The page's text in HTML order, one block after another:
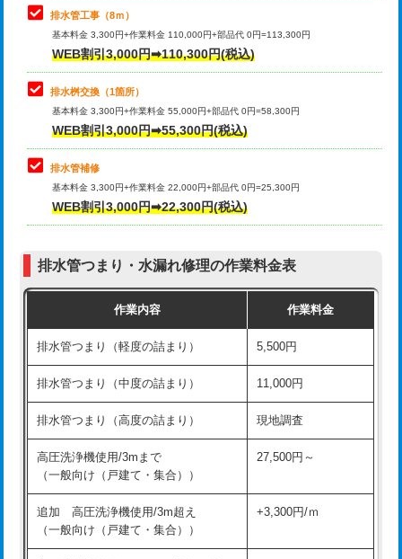
マス交換（深さ50㎝未満）
マス交換（深さ50㎝以上）
コンクリート斫り（厚さ10㎝まで）
コンクリート斫り（厚さ10㎝超え）
モルタル補修（厚さ10㎝まで）
モルタル補修（厚さ10㎝超え）
追加人工 16,500円
現場見積
※給水管工事は20mmまでの価格です。
その他部品の脱着
交換・取付（タンク）
交換・取付(単水栓（壁付・デッキ
式）)
交換・取付(混合水栓（壁付・デッキ
式・ワンホール）)
16,500円+材料費
交換・取付(排水栓・排水トラップ
交換・取付（その他部品） 11,000円+材料費
持込商品取付（単水栓） 13,200円
持込商品取付（混合水栓） 16,500円
持込商品取付（浄水器・分岐水栓） 16,500円
給水管工事※（ホール加工) 16,500円
給水管工事※（バンド止め) 3,300円
給水管工事※（支持金具設置)
給水管工事※（保温材使用（バンド止
め込み）)
5,500円
排水管工事（8ｍ）
基本料金 3,300円+作業料金 110,000円+部品代 0円=113,300円
WEB割引3,000円➡110,300円(税込)
排水桝交換（1箇所）
基本料金 3,300円+作業料金 55,000円+部品代 0円=58,300円
WEB割引3,000円➡55,300円(税込)
排水管補修
基本料金 3,300円+作業料金 22,000円+部品代 0円=25,300円
WEB割引3,000円➡22,300円(税込)
排水管つまり・水漏れ修理の作業料金表
作業内容 作業料金
排水管つまり（軽度の詰まり） 5,500円
排水管つまり（中度の詰まり） 11,000円
排水管つまり（高度の詰まり） 現地調査
高圧洗浄機使用/3mまで
（一般向け（戸建て・集合））
27,500円～
追加 高圧洗浄機使用/3m超え
（一般向け（戸建て・集合））
+3,300円/ｍ